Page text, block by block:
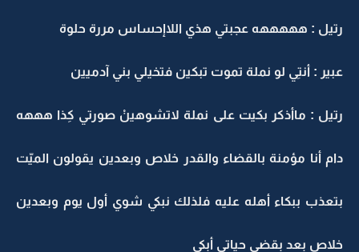
رتيل : هههههه عجبتي هذي اللاإحساس مررة حلوة
عبير : أنتِي لو نملة تموت تبكين فتخيلي بني آدميين
رتيل : ماأذكر بكيت على نملة لاتشوهينْ صورتي كِذا هههه
دام أنا مؤمنة بالقضاء والقدر خلاص وبعدين يقولون الميّت
بتعذب ببكاء أهله عليه فلذلك نبكي شوي أول يوم وبعدين
خلاص بعد بقضي حياتي أبكي